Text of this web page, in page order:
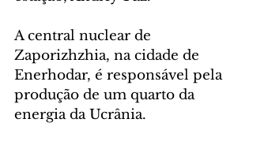
A central nuclear de
Zaporizhzhia, na cidade de
Enerhodar, é responsável pela
produção de um quarto da
energia da Ucrânia.